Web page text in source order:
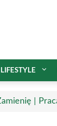
LIFESTYLE
|